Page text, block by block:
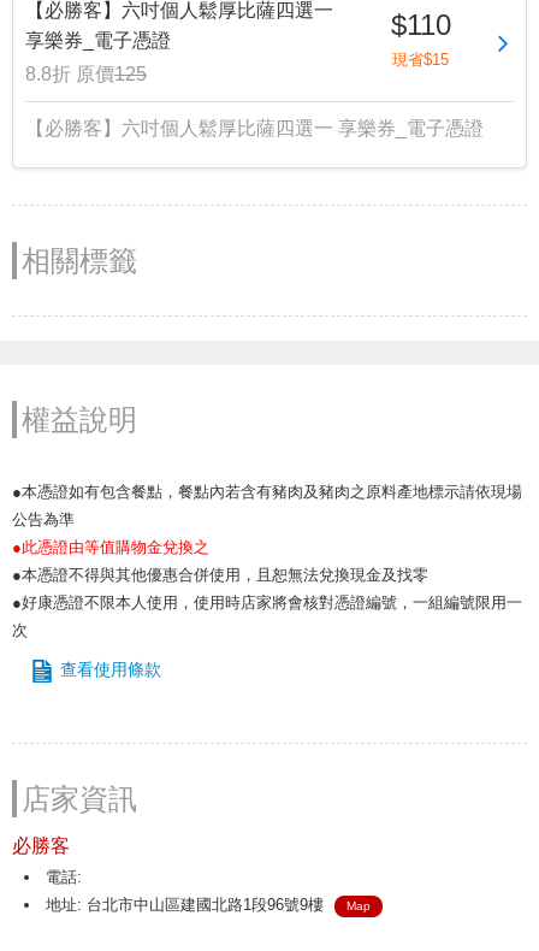
【必勝客】六吋個人鬆厚比薩四選一
享樂券_電子憑證
8.8折 原價125
$110
現省$15
【必勝客】六吋個人鬆厚比薩四選一 享樂券_電子憑證
相關標籤
權益說明
●本憑證如有包含餐點，餐點內若含有豬肉及豬肉之原料產地標示請依現場
公告為準
●此憑證由等值購物金兌換之
●本憑證不得與其他優惠合併使用，且恕無法兌換現金及找零
●好康憑證不限本人使用，使用時店家將會核對憑證編號，一組編號限用一
次
查看使用條款
店家資訊
必勝客
電話:
地址: 台北市中山區建國北路1段96號9樓
Map